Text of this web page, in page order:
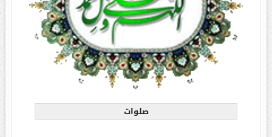
صلوات